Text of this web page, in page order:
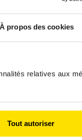
À propos des cookies
relatives aux
Tout autoriser
en
léger avec notre
pour assurer la